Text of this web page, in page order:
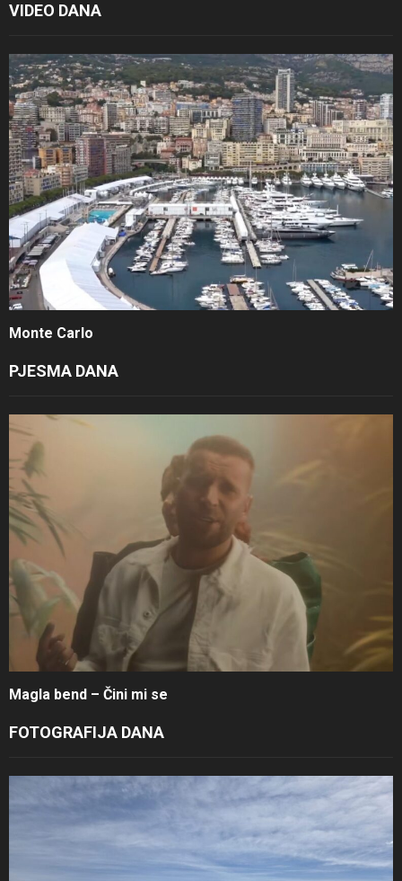
VIDEO DANA
Monte Carlo
PJESMA DANA
Magla bend – Čini mi se
FOTOGRAFIJA DANA